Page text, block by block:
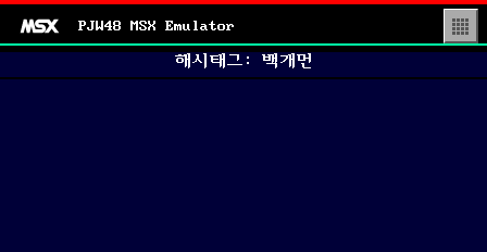
PJW48 MSX Emulator
▒
해시태그: 백개먼